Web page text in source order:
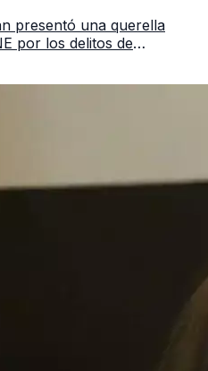
presentó una querella
por los delitos de